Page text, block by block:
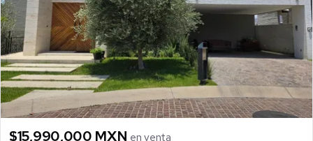
$15,990,000 MXN en venta